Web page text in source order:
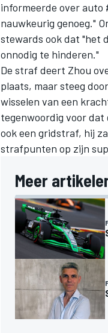
informeerde over auto
nauwkeurig genoeg."
stewards ook dat "het
onnodig te hinderen."
De straf deert Zhou
plaats, maar steeg
wisselen van een
tegenwoordig voor
ook een gridstraf, hij
strafpunten op zijn
Meer